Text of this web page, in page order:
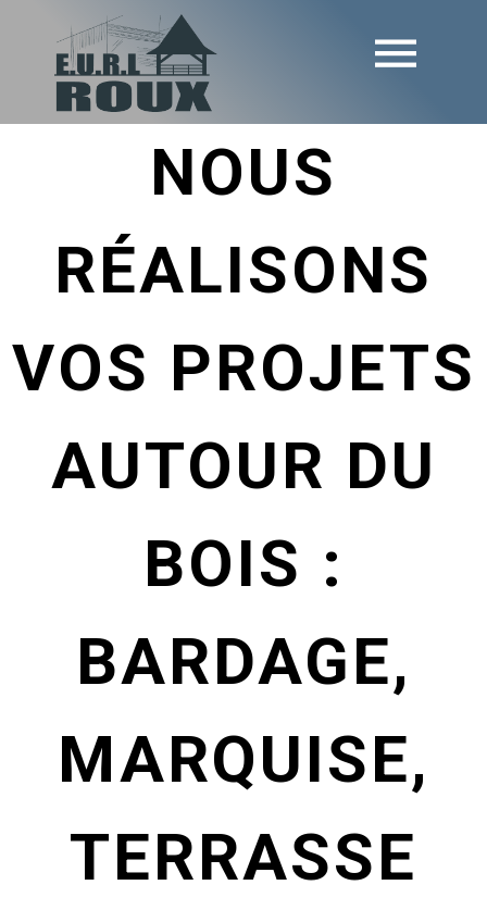
NOUS
RÉALISONS
VOS PROJETS
AUTOUR DU
BOIS :
BARDAGE,
MARQUISE,
TERRASSE